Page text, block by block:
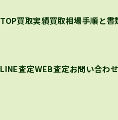
TOP買取実績買取相場手順と書
LINE査定WEB査定お問い合わせ